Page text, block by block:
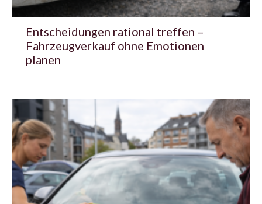
Entscheidungen rational treffen –
Fahrzeugverkauf ohne Emotionen
planen